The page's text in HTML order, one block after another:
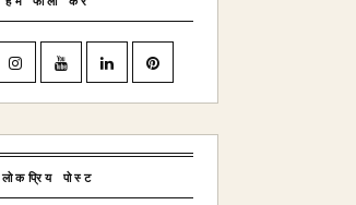
लोकप्रिय पोस्ट